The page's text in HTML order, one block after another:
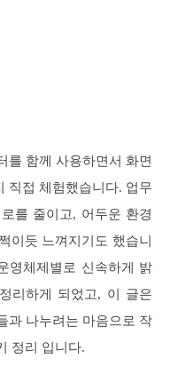
를 함께 사용하면서 화면
직접 체험했습니다. 업무
를 줄이고, 어두운 환경
이듯 느껴지기도 했습니
영체제별로 신속하게 밝
리하게 되었고, 이 글은
과 나누려는 마음으로 작
정리 입니다.